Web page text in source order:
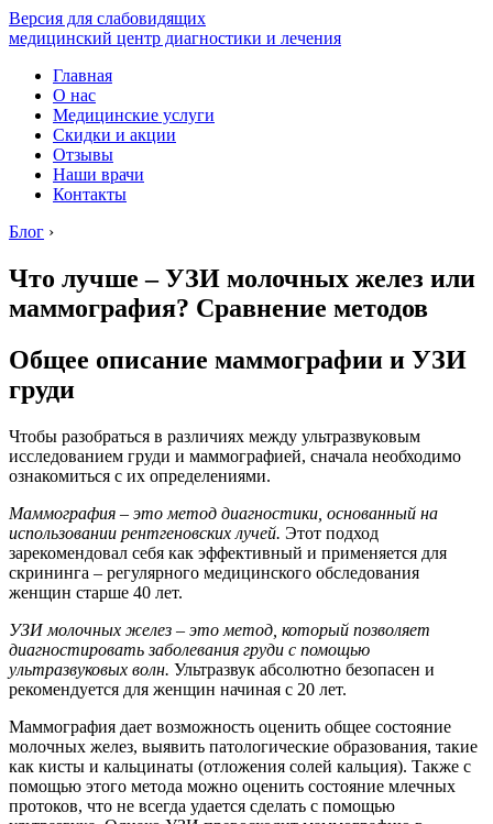
Версия для слабовидящих
медицинский центр диагностики и лечения
Главная
О нас
Медицинские услуги
Скидки и акции
Отзывы
Наши врачи
Контакты
Блог ›
Что лучше – УЗИ молочных желез или
маммография? Сравнение методов
Общее описание маммографии и УЗИ
груди
Чтобы разобраться в различиях между ультразвуковым
исследованием груди и маммографией, сначала необходимо
ознакомиться с их определениями.
Маммография – это метод диагностики, основанный на
использовании рентгеновских лучей. Этот подход
зарекомендовал себя как эффективный и применяется для
скрининга – регулярного медицинского обследования
женщин старше 40 лет.
УЗИ молочных желез – это метод, который позволяет
диагностировать заболевания груди с помощью
ультразвуковых волн. Ультразвук абсолютно безопасен и
рекомендуется для женщин начиная с 20 лет.
Маммография дает возможность оценить общее состояние
молочных желез, выявить патологические образования, такие
как кисты и кальцинаты (отложения солей кальция). Также с
помощью этого метода можно оценить состояние млечных
протоков, что не всегда удается сделать с помощью